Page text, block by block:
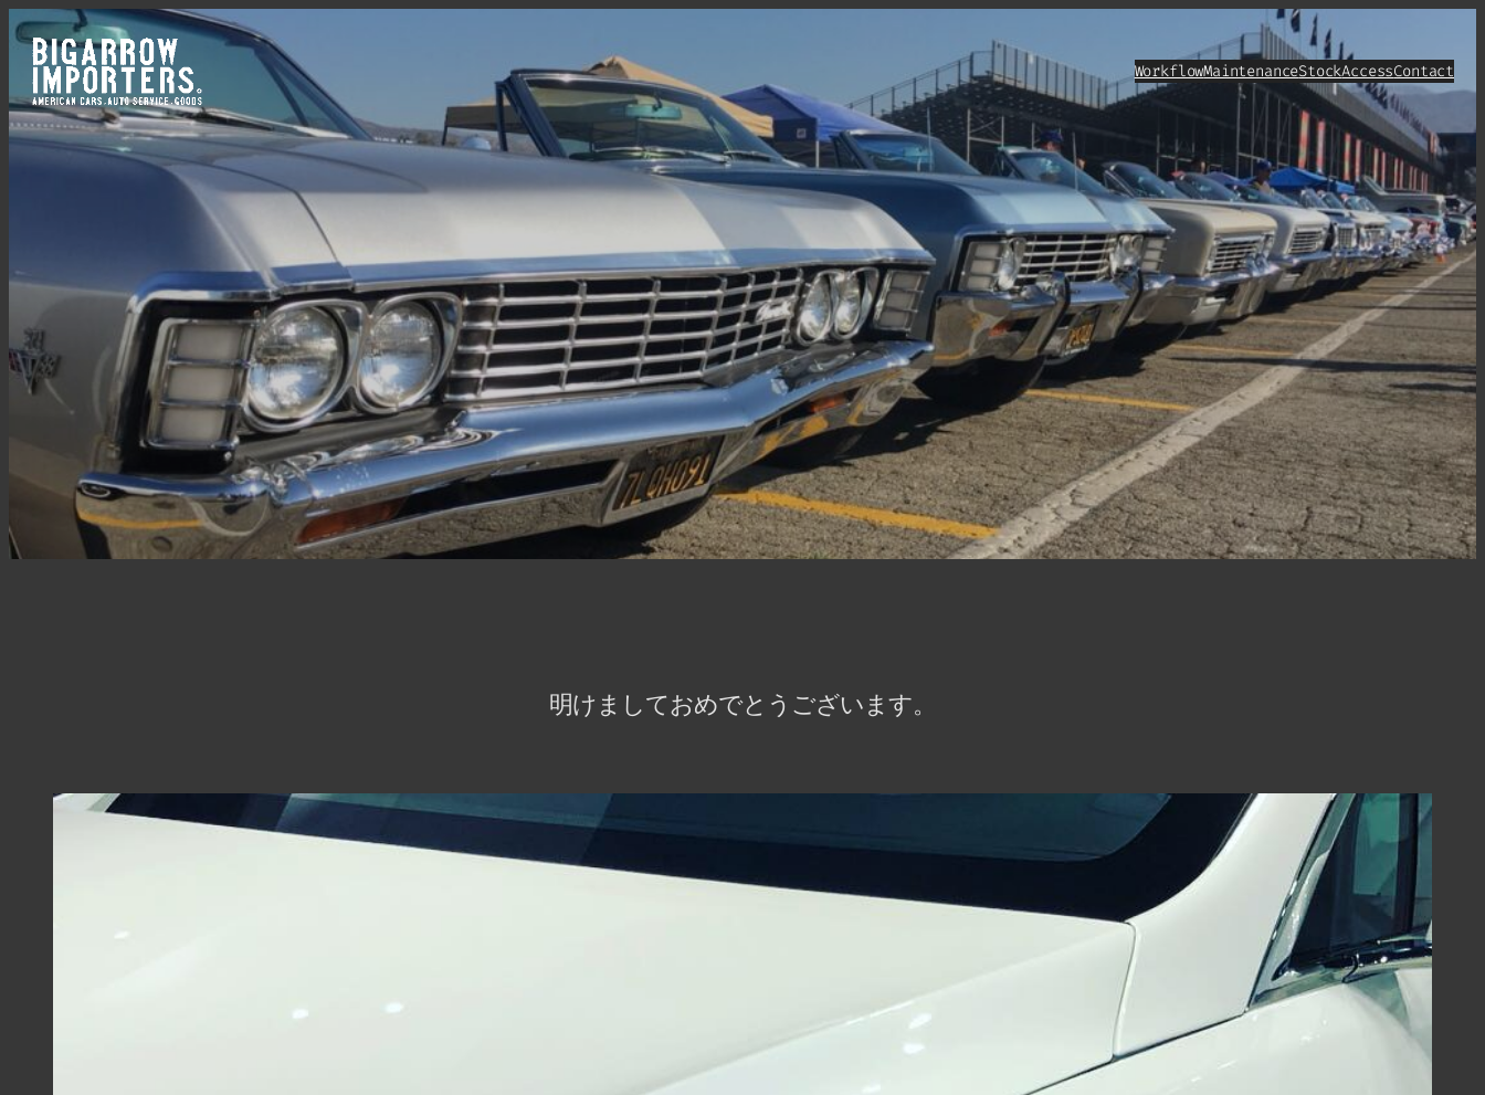
内
容
ス
キ
WorkflowMaintenanceStockAccessContact
明けましておめでとうございます。